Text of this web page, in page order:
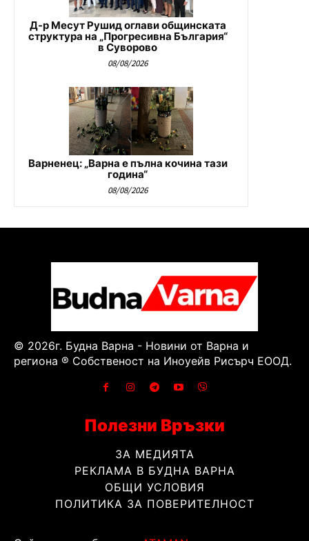
Д-р Месут Рушид оглави общинската
структура на „Прогресивна България“
в Суворово
08/08/2026
Варненец: „Варна е пълна кочина тази
година“
08/08/2026
© 2026г. Будна Варна - Новини от Варна и
региона ® Собственост на Иноуейв Рисърч ЕООД.
Полезни Връзки
ЗА МЕДИЯТА
РЕКЛАМА В БУДНА ВАРНА
ОБЩИ УСЛОВИЯ
ПОЛИТИКА ЗА ПОВЕРИТЕЛНОСТ